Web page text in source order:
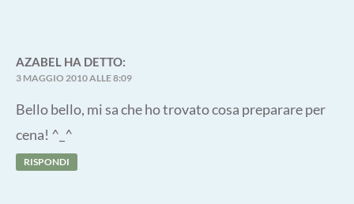
AZABEL HA DETTO:
3 MAGGIO 2010 ALLE 8:09
Bello bello, mi sa che ho trovato cosa preparare per
cena! ^_^
RISPONDI